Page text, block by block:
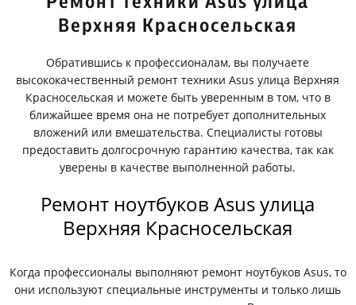
Верхняя Красносельская
Обратившись к профессионалам, вы получаете
высококачественный ремонт техники Asus улица Верхняя
Красносельская и можете быть уверенным в том, что в
ближайшее время она не потребует дополнительных
вложений или вмешательства. Специалисты готовы
предоставить долгосрочную гарантию качества, так как
уверены в качестве выполненной работы.
Ремонт ноутбуков Asus улица
Верхняя Красносельская
Когда профессионалы выполняют ремонт ноутбуков Asus, то
они используют специальные инструменты и только лишь